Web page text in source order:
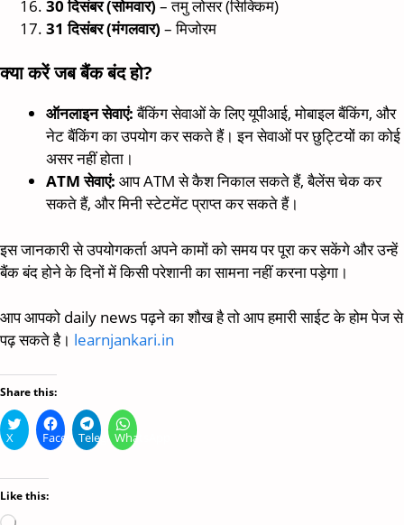
30 दिसंबर (सोमवार) – तमु लोसर (सिक्किम)
31 दिसंबर (मंगलवार) – मिजोरम
क्या करें जब बैंक बंद हो?
ऑनलाइन सेवाएं:बैंकिंग सेवाओं के लिए यूपीआई, मोबाइल बैंकिंग, और
नेट बैंकिंग का उपयोग कर सकते हैं। इन सेवाओं पर छुट्टियों का कोई
असर नहीं होता।
ATM सेवाएं: आप ATM से कैश निकाल सकते हैं, बैलेंस चेक कर
सकते हैं, और मिनी स्टेटमेंट प्राप्त कर सकते हैं।
इस जानकारी से उपयोगकर्ता अपने कामों को समय पर पूरा कर सकेंगे और उन्हें
बैंक बंद होने के दिनों में किसी परेशानी का सामना नहीं करना पड़ेगा।
आप आपको daily news पढ़ने का शौख है तो आप हमारी साईट के होम पेज से
पढ़ सकते है। learnjankari.in
Share this:
X FacebookTelegramWhatsApp
Like this:
Loading…